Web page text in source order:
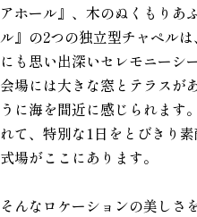
アホール』、木のぬくもりあ
ル』の2つの独立型チャペル
にも思い出深いセレモニーシ
会場には大きな窓とテラスが
うに海を間近に感じられます
れて、特別な1日をとびきり
式場がここにあります。
そんなロケーションの美しさ